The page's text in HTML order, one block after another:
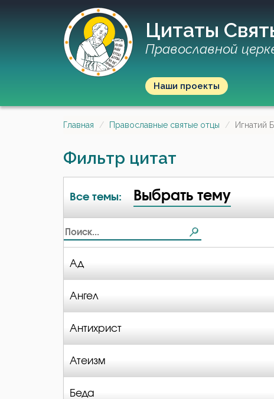
Цитаты
Православной
Наши проекты
Главная Православные святые отцы Игнатий
Фильтр цитат
Все темы: Выбрать тему
Ад
Ангел
Антихрист
Атеизм
Беда